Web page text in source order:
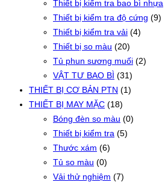
Thiết bị kiểm tra bao bì nhựa
Thiết bị kiểm tra độ cứng (9)
Thiết bị kiểm tra vải (4)
Thiết bị so màu (20)
Tủ phun sương muối (2)
VẬT TƯ BAO BÌ (31)
THIẾT BỊ CƠ BẢN PTN (1)
THIẾT BỊ MAY MẶC (18)
Bóng đèn so màu (0)
Thiết bị kiểm tra (5)
Thước xám (6)
Tủ so màu (0)
Vải thử nghiệm (7)